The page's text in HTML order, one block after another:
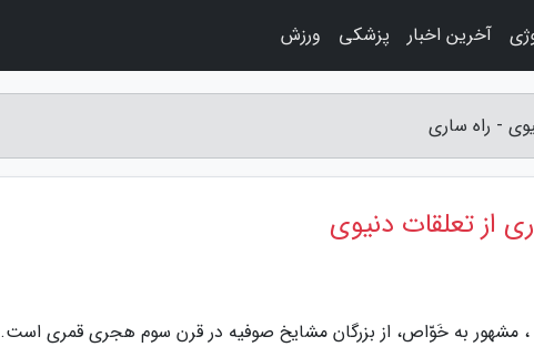
- راه ساری
از تعلقات دنیوی
، مشهور به خَوّاص، از بزرگان مشایخ صوفیه در قرن سوم هجری قمری است.
آخرین اخبار پزشکی ورزش